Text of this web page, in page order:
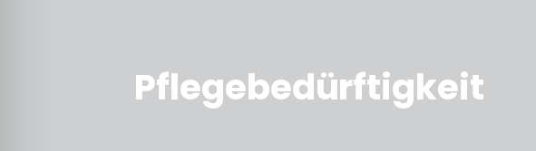
Pflegebedürftigkeit